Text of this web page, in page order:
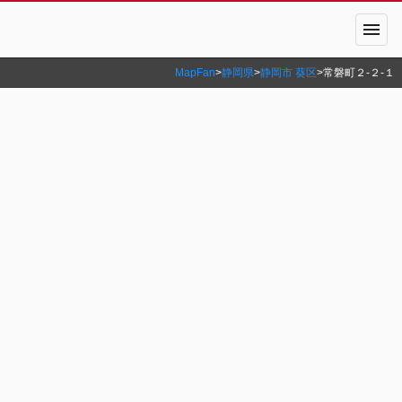
menu
MapFan>静岡県>静岡市 葵区>常磐町２‐２‐１